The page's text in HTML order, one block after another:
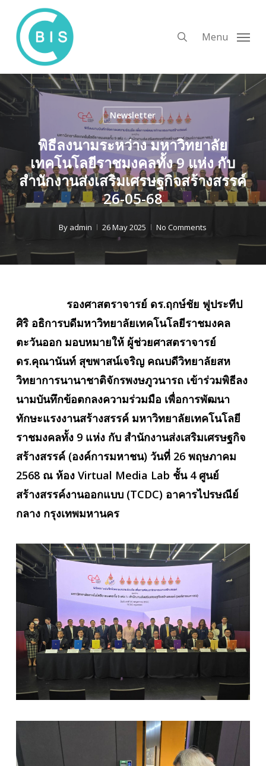
main
content
Menu
Newsletter
พิธีลงนามระหว่าง มหาวิทยาลัย
เทคโนโลยีราชมงคลทั้ง 9 แห่ง กับ
สำนักงานส่งเสริมเศรษฐกิจสร้างสรรค์
26-05-68
By admin 26 May 2025 No Comments
รองศาสตราจารย์ ดร.ฤกษ์ชัย ฟูประทีป
ศิริ อธิการบดีมหาวิทยาลัยเทคโนโลยีราชมงคล
ตะวันออก มอบหมายให้ ผู้ช่วยศาสตราจารย์
ดร.คุณานันท์ สุขพาสน์เจริญ คณบดีวิทยาลัยสห
วิทยาการนานาชาติจักรพงษภูวนารถ เข้าร่วมพิธีลง
นามบันทึกข้อตกลงความร่วมมือ เพื่อการพัฒนา
ทักษะแรงงานสร้างสรรค์ มหาวิทยาลัยเทคโนโลยี
ราชมงคลทั้ง 9 แห่ง กับ สำนักงานส่งเสริมเศรษฐกิจ
สร้างสรรค์ (องค์การมหาชน) วันที่ 26 พฤษภาคม
2568 ณ ห้อง Virtual Media Lab ชั้น 4 ศูนย์
สร้างสรรค์งานออกแบบ (TCDC) อาคารไปรษณีย์
กลาง กรุงเทพมหานคร